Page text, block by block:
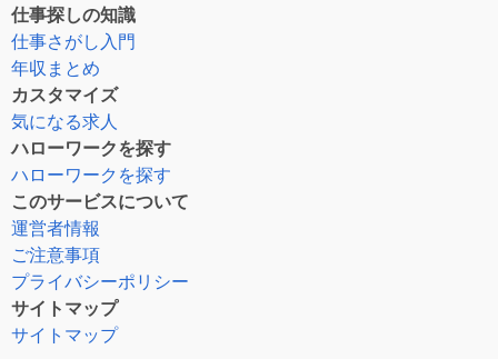
仕事探しの知識
仕事さがし入門
年収まとめ
カスタマイズ
気になる求人
ハローワークを探す
ハローワークを探す
このサービスについて
運営者情報
ご注意事項
プライバシーポリシー
サイトマップ
サイトマップ